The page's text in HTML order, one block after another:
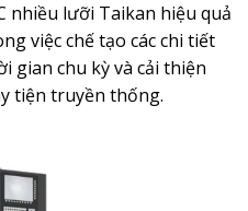
nhiều lưỡi Taikan hiệu quả
việc chế tạo các chi tiết
gian chu kỳ và cải thiện
tiện truyền thống.